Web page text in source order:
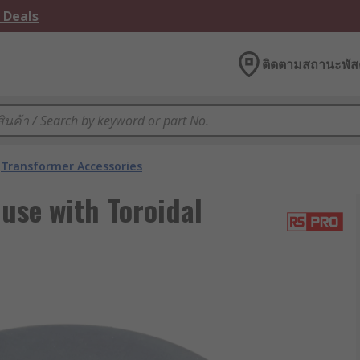
ติดตามสถานะพั
Transformer Accessories
with Toroidal